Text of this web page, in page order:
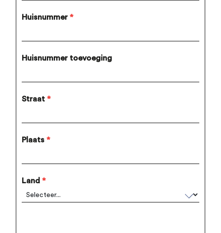
Huisnummer *
Huisnummer toevoeging
Straat *
Plaats *
Land *